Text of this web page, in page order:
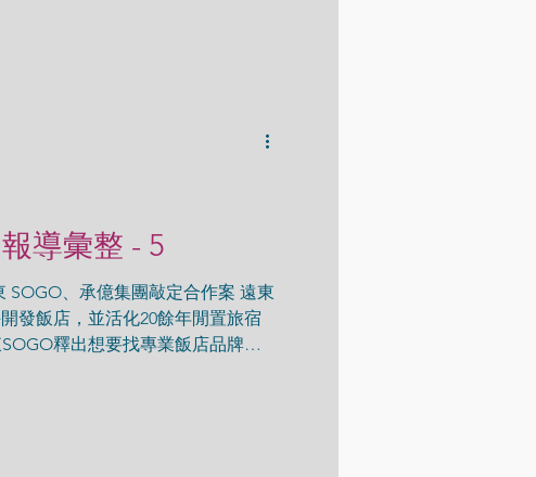
導彙整 - 5
SOGO、承億集團敲定合作案 遠東
發飯店，並活化20餘年閒置旅宿
釋出想要找專業飯店品牌經